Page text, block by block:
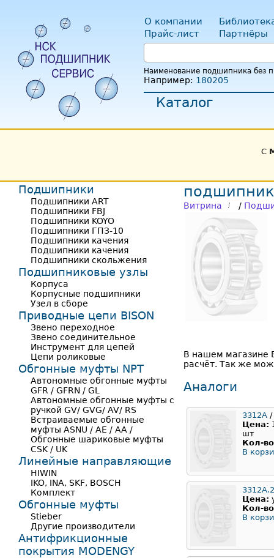
О компании
Прайс-лист
Партнёры
Наименование подшипника без
Например: 180205
Каталог
С
подшипник
Витрина /
В нашем магазине
расчёт. Так же
Аналоги
3312A /
Цена:
шт
Кол-
В
Цена:
Кол-
В
Подшипники
Подшипники ART
Подшипники FBJ
Подшипники KOYO
Подшипники ГПЗ-10
Подшипники качения
Подшипники качения
Подшипники скольжения
Подшипниковые узлы
Корпуса
Корпусные подшипники
Узел в сборе
Приводные цепи BISON
Звено переходное
Звено соединительное
Инструмент для цепей
Цепи роликовые
Обгонные муфты NPT
Автономные обгонные муфты
GFR / GFRN / GL
Автономные обгонные муфты с
ручкой GV/ GVG/ AV/ RS
Встраиваемые обгонные
муфты ASNU / AE / AA /
Обгонные шариковые муфты
CSK / UK
Линейные направляющие
HIWIN
IKO, INA, SKF, BOSCH
Комплект
Обгонные муфты
Stieber
Другие производители
Антифрикционные
покрытия MODENGY